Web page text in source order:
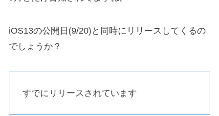
iOS13の公開日(9/20)と同時にリリースしてくるの
でしょうか？
すでにリリースされています